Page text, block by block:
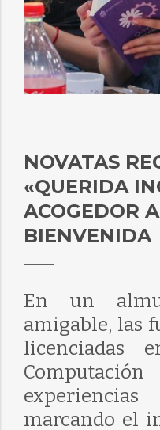
NOVATAS
«QUERIDA
ACOGEDOR
BIENVENIDA
En un
amigable, las
licenciadas
marcando el